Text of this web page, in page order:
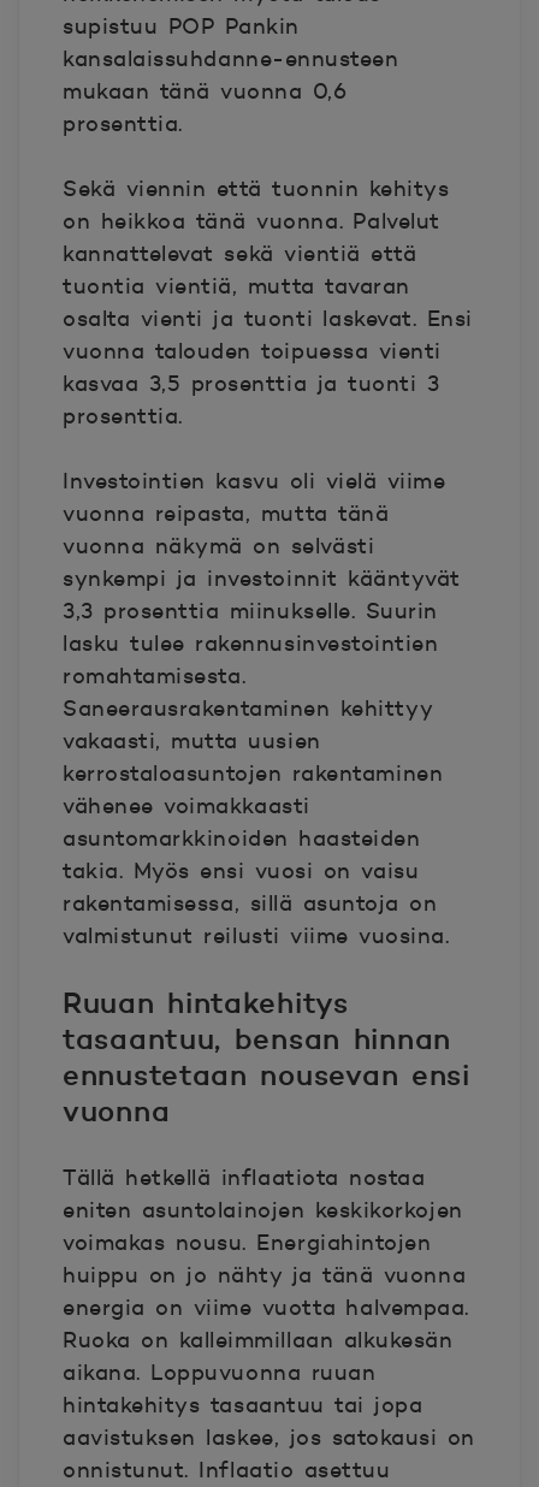
supistuu POP Pankin
kansalaissuhdanne-ennusteen
mukaan tänä vuonna 0,6
prosenttia.
Sekä viennin että tuonnin kehitys
on heikkoa tänä vuonna. Palvelut
kannattelevat sekä vientiä että
tuontia vientiä, mutta tavaran
osalta vienti ja tuonti laskevat. Ensi
vuonna talouden toipuessa vienti
kasvaa 3,5 prosenttia ja tuonti 3
prosenttia.
Investointien kasvu oli vielä viime
vuonna reipasta, mutta tänä
vuonna näkymä on selvästi
synkempi ja investoinnit kääntyvät
3,3 prosenttia miinukselle. Suurin
lasku tulee rakennusinvestointien
romahtamisesta.
Saneerausrakentaminen kehittyy
vakaasti, mutta uusien
kerrostaloasuntojen rakentaminen
vähenee voimakkaasti
asuntomarkkinoiden haasteiden
takia. Myös ensi vuosi on vaisu
rakentamisessa, sillä asuntoja on
valmistunut reilusti viime vuosina.
Ruuan hintakehitys
tasaantuu, bensan hinnan
ennustetaan nousevan ensi
vuonna
Tällä hetkellä inflaatiota nostaa
eniten asuntolainojen keskikorkojen
voimakas nousu. Energiahintojen
huippu on jo nähty ja tänä vuonna
energia on viime vuotta halvempaa.
Ruoka on kalleimmillaan alkukesän
aikana. Loppuvuonna ruuan
hintakehitys tasaantuu tai jopa
aavistuksen laskee, jos satokausi on
onnistunut. Inflaatio asettuu